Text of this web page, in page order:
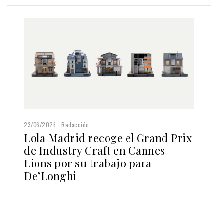
23/06/2026 Redacción
Lola Madrid recoge el Grand Prix
de Industry Craft en Cannes
Lions por su trabajo para
De’Longhi